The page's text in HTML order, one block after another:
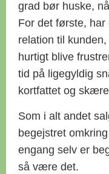
grad bør huske,
For det første,
relation til
hurtigt blive
tid på ligegyldig
kortfattet og
Som i alt andet
begejstret
engang selv er
så være det.